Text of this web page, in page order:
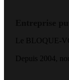
Le BLOQUE-
Depuis 2004,